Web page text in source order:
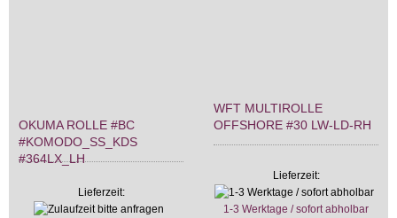
OKUMA ROLLE #BC
#KOMODO_SS_KDS
#364LX_LH
Lieferzeit:
WFT MULTIROLLE
OFFSHORE #30 LW-LD-RH
Lieferzeit:
1-3 Werktage / sofort abholbar